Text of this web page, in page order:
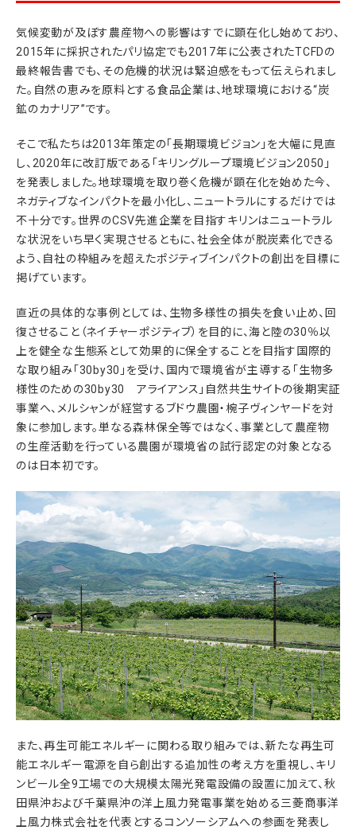
気候変動が及ぼす農産物への影響はすでに顕在化し始めており、
2015年に採択されたパリ協定でも2017年に公表されたTCFDの
最終報告書でも、その危機的状況は緊迫感をもって伝えられまし
た。自然の恵みを原料とする食品企業は、地球環境における“炭
鉱のカナリア”です。
そこで私たちは2013年策定の「長期環境ビジョン」を大幅に見直
し、2020年に改訂版である「キリングループ環境ビジョン2050」
を発表しました。地球環境を取り巻く危機が顕在化を始めた今、
ネガティブなインパクトを最小化し、ニュートラルにするだけでは
不十分です。世界のCSV先進企業を目指すキリンはニュートラル
な状況をいち早く実現させるともに、社会全体が脱炭素化できる
よう、自社の枠組みを超えたポジティブインパクトの創出を目標に
掲げています。
直近の具体的な事例としては、生物多様性の損失を食い止め、回
復させること（ネイチャーポジティブ）を目的に、海と陸の30％以
上を健全な生態系として効果的に保全することを目指す国際的
な取り組み「30by30」を受け、国内で環境省が主導する「生物多
様性のための30by30 アライアンス」自然共生サイトの後期実証
事業へ、メルシャンが経営するブドウ農園・椀子ヴィンヤードを対
象に参加します。単なる森林保全等ではなく、事業として農産物
の生産活動を行っている農園が環境省の試行認定の対象となる
のは日本初です。
また、再生可能エネルギーに関わる取り組みでは、新たな再生可
能エネルギー電源を自ら創出する追加性の考え方を重視し、キリ
ンビール全9工場での大規模太陽光発電設備の設置に加えて、秋
田県沖および千葉県沖の洋上風力発電事業を始める三菱商事洋
上風力株式会社を代表とするコンソーシアムへの参画を発表し